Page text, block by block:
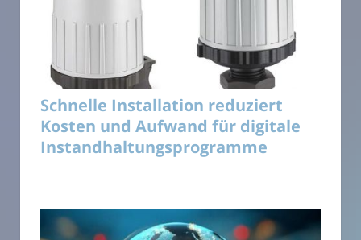
Schnelle Installation reduziert
Kosten und Aufwand für digitale
Instandhaltungsprogramme